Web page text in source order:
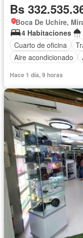
Bs
Boca De Uchire,
4 Habitaciones
Cuarto de oficina
Aire acondicionado
Hace 1 día, 9 horas